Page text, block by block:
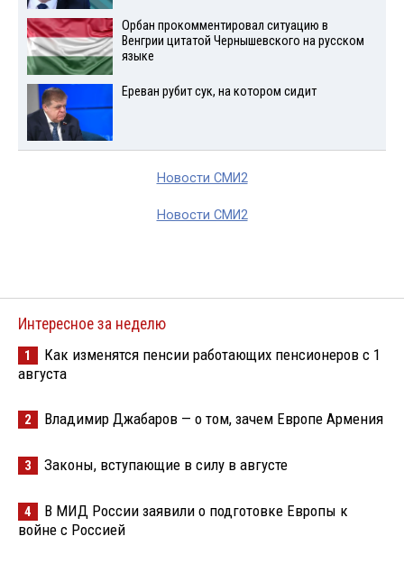
Орбан прокомментировал ситуацию в
Венгрии цитатой Чернышевского на русском
языке
Ереван рубит сук, на котором сидит
Новости СМИ2
Новости СМИ2
Интересное за неделю
1
Как изменятся пенсии работающих пенсионеров с 1
августа
2 Владимир Джабаров — о том, зачем Европе Армения
3 Законы, вступающие в силу в августе
4
В МИД России заявили о подготовке Европы к
войне с Россией